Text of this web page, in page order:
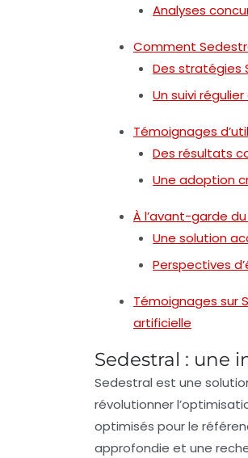
Analyses
Comment
Des stratégies
Un suivi
Témoignages
Des résultats
Une adoption
À l’avant-garde
Une solution
Perspectives
Témoignages sur
artificielle
Sedestral : une
Sedestral est une
révolutionner l’
optimisés pour le
approfondie et une